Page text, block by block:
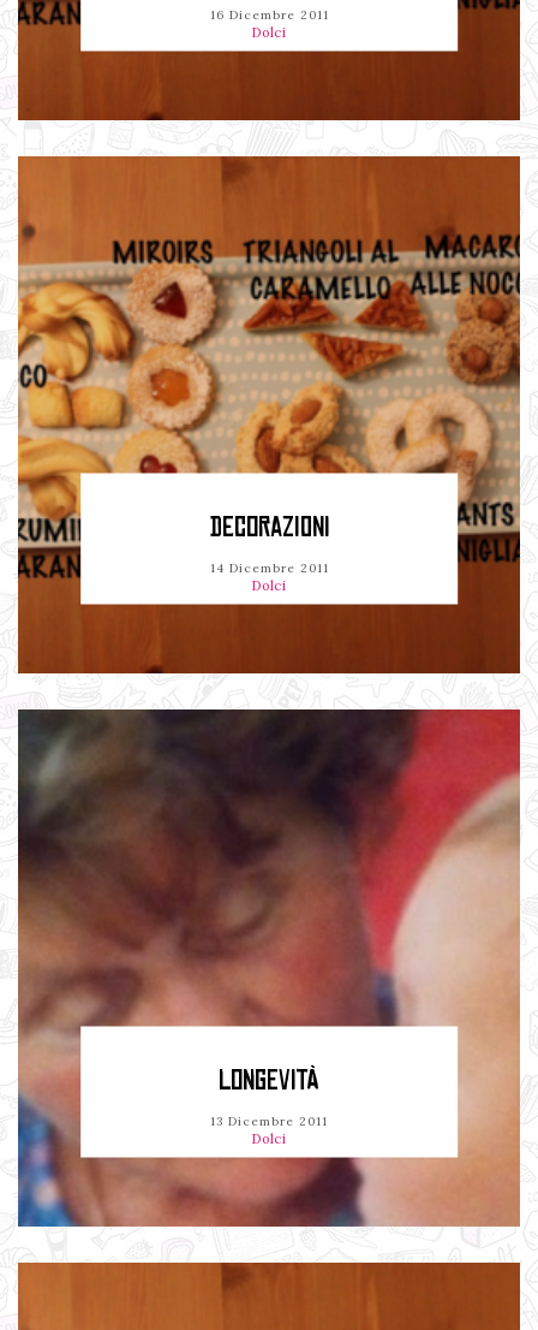
16 Dicembre 2011
Dolci
DECORAZIONI
14 Dicembre 2011
Dolci
LONGEVITÀ
13 Dicembre 2011
Dolci